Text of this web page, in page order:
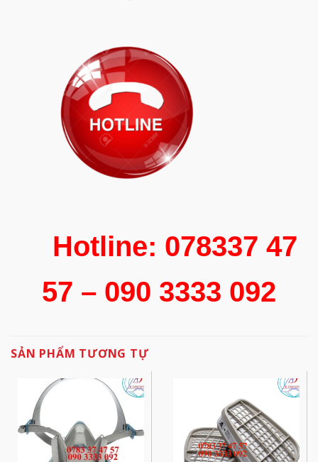
Hotline: 078337 47
57 – 090 3333 092
SẢN PHẨM TƯƠNG TỰ